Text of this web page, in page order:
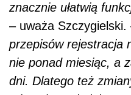
znacznie ułatwią
– uważa Szczygielski.
przepisów rejestracja
nie ponad miesiąc, a
dni. Dlatego też